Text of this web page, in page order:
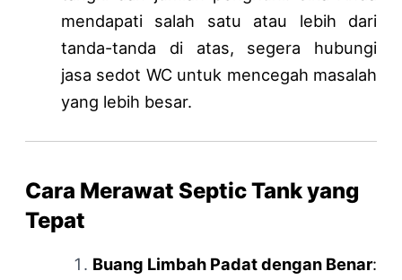
mendapati salah satu atau lebih dari
tanda-tanda di atas, segera hubungi
jasa sedot WC untuk mencegah masalah
yang lebih besar.
Cara Merawat Septic Tank yang
Tepat
Buang Limbah Padat dengan Benar: